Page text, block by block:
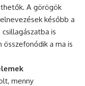
A görögök
később a
is
a ma is
menny